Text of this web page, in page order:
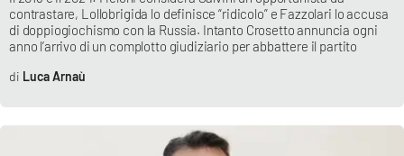
contrastare, Lollobrigida lo definisce “ridicolo” e Fazzolari lo accusa
di doppiogiochismo con la Russia. Intanto Crosetto annuncia ogni
anno l’arrivo di un complotto giudiziario per abbattere il partito
Luca Arnaù